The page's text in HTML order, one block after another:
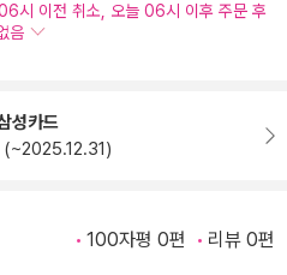
시 이전 취소, 오늘 06시 이후 주문 후
음
성카드
(~2025.12.31)
100자평 0편 리뷰 0편